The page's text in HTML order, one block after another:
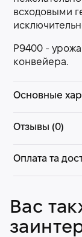
всходовыми
P9400 -
конвейера.
Основные
Отзывы (0)
Оплата та
Вас